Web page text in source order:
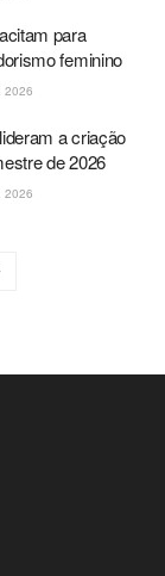
para
feminino
2026
a criação
de 2026
2026